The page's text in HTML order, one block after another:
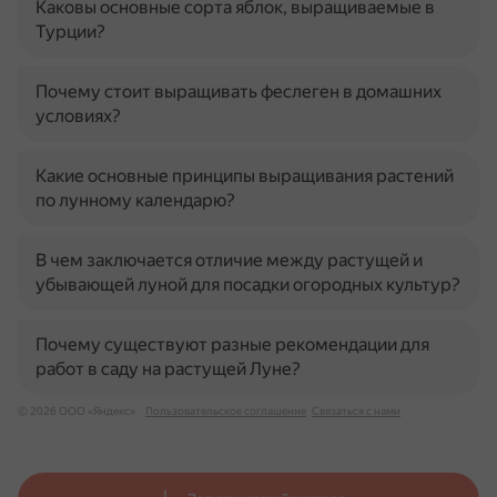
Каковы основные сорта яблок, выращиваемые в
Турции?
Почему стоит выращивать феслеген в домашних
условиях?
Какие основные принципы выращивания растений
по лунному календарю?
В чем заключается отличие между растущей и
убывающей луной для посадки огородных культур?
Почему существуют разные рекомендации для
работ в саду на растущей Луне?
© 2026 ООО «Яндекс» Пользовательское соглашение Связаться с нами